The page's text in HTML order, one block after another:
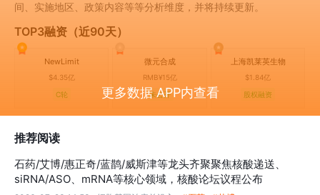
间、实施地区、政策内容等等分析维度，并将持续更新。
TOP3融资（近90天）
NewLimit
$4.35亿
C轮
微元合成
RMB¥15亿
未公开
上海凯莱英生物
$1.84亿
股权融资
更多数据 APP内查看
推荐阅读
石药/艾博/惠正奇/蓝鹊/威斯津等龙头齐聚聚焦核酸递送、
siRNA/ASO、mRNA等核心领域，核酸论坛议程公布